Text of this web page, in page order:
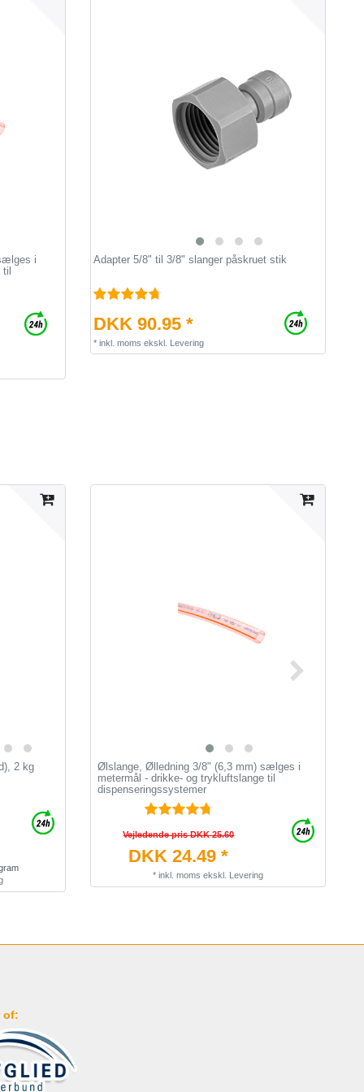
i
Adapter 5/8" til 3/8" slanger påskruet stik
DKK 90.95 *
* inkl. moms ekskl. Levering
2 kg
Ølslange, Ølledning 3/8" (6,3 mm) sælges i
metermål - drikke- og trykluftslange til
dispenseringssystemer
Vejledende pris DKK 25.60
DKK 24.49 *
* inkl. moms ekskl. Levering
of: